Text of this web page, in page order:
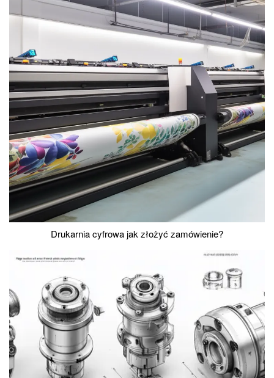
Drukarnia cyfrowa jak złożyć zamówienie?